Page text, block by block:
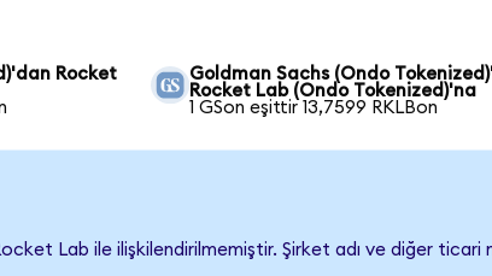
Rocket
Goldman Sachs (Ondo
Rocket Lab (Ondo Tokenized)'na
1 GSon eşittir 13,7599 RKLBon
Lab ile ilişkilendirilmemiştir. Şirket adı ve diğer ticari